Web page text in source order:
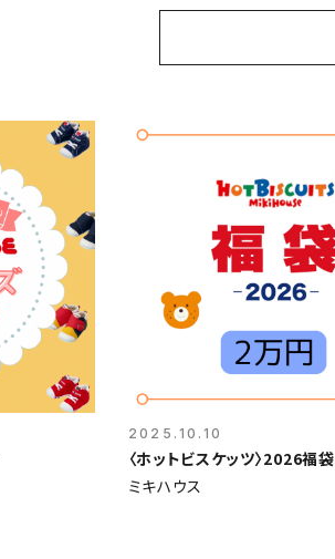
2025.10.10
〈ホットビスケッツ〉2026福袋
ミキハウス